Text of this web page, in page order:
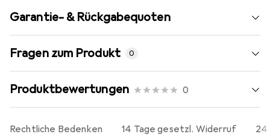
Garantie- & Rückgabequoten
Fragen zum Produkt 0
Produktbewertungen 0
14 Tage gesetzl. Widerruf
24
Rechtliche Bedenken